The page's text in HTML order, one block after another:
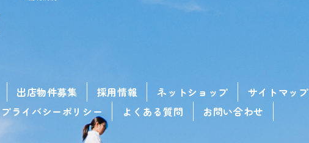
出店物件募集 採用情報 ネットショップ
サイトマップ
プライバシーポリシー
よくある質問 お問い合わせ